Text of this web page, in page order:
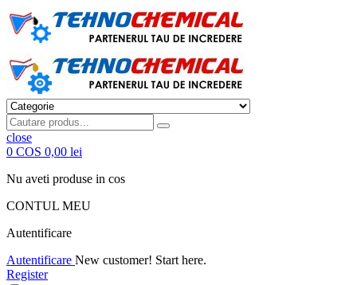
close
0 COS 0,00 lei
Nu aveti produse in cos
CONTUL MEU
Autentificare
Autentificare New customer! Start here.
Register